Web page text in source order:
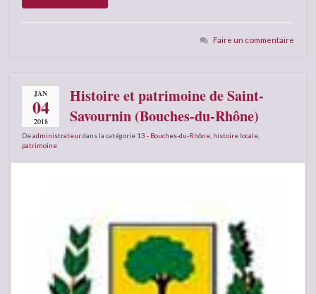
Faire un commentaire
JAN
04
2018
Histoire et patrimoine de Saint-
Savournin (Bouches-du-Rhône)
Deadministrateurdans la catégorie 13 - Bouches-du-Rhône histoire locale
patrimoine